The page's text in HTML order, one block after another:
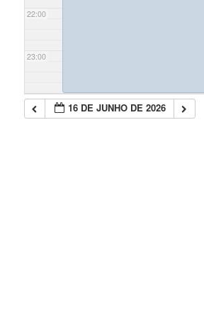
22:00
23:00
16 DE JUNHO DE 2026